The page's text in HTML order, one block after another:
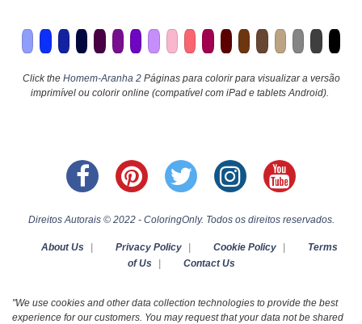
Click the Homem-Aranha 2Páginas para colorir para visualizar a versão
imprimível ou colorir online (compatível com iPad e tablets Android).
Direitos Autorais © 2022 - ColoringOnly. Todos os direitos reservados.
About Us Privacy Policy Cookie Policy
Terms
of Us
Contact Us
"We use cookies and other data collection technologies to provide the best
experience for our customers. You may request that your data not be shared